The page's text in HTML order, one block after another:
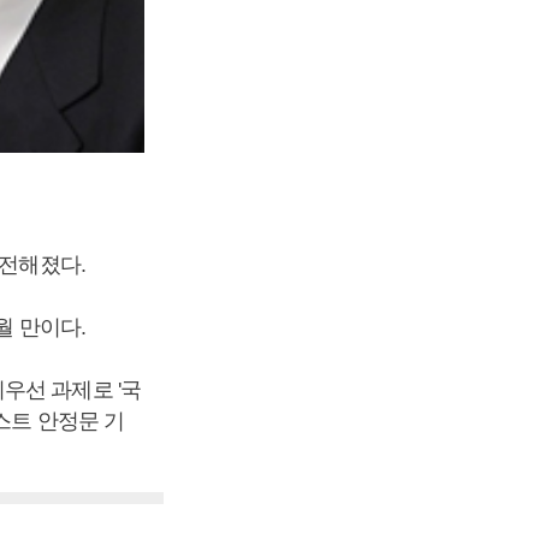
해졌다.
만이다.
선 과제로 '국
트 안정문 기